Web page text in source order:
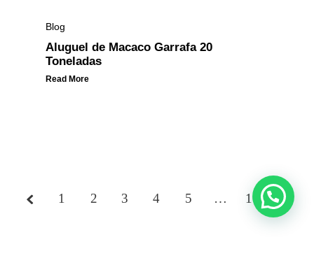
Blog
Aluguel de Macaco Garrafa 20
Toneladas
Read More
Page
1 2 3 4 5 … 10